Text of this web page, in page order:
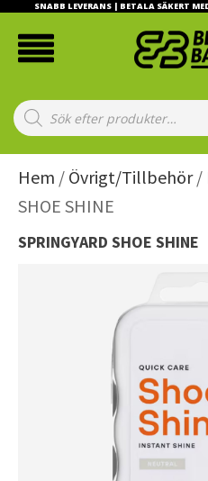
SNABB LEVERANS | BETALA SÄKERT
Products
search
Hem / Övrigt/Tillbehör/
SHOE SHINE
SPRINGYARD SHOE SHINE